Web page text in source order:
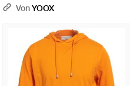
VonYOOX